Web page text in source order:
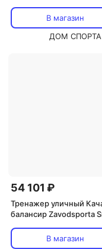
В магазин
ДОМ СПОРТА
54 101 ₽
Тренажер уличный
балансир Zavodsporta
В магазин